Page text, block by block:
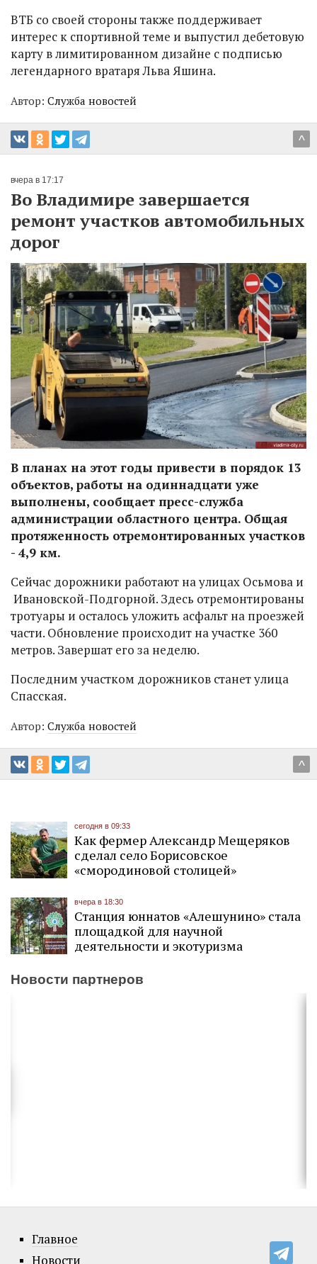
ВТБ со своей стороны также поддерживает
интерес к спортивной теме и выпустил дебетовую
карту в лимитированном дизайне с подписью
легендарного вратаря Льва Яшина.
Автор: Служба новостей
^
вчера в 17:17
Во Владимире завершается
ремонт участков автомобильных
дорог
В планах на этот годы привести в порядок 13
объектов, работы на одиннадцати уже
выполнены, сообщает пресс-служба
администрации областного центра. Общая
протяженность отремонтированных участков
- 4,9 км.
Сейчас дорожники работают на улицах Осьмова и
Ивановской-Подгорной. Здесь отремонтированы
тротуары и осталось уложить асфальт на проезжей
части. Обновление происходит на участке 360
метров. Завершат его за неделю.
Последним участком дорожников станет улица
Спасская.
Автор: Служба новостей
^
сегодня в 09:33
Как фермер Александр Мещеряков
сделал село Борисовское
«смородиновой столицей»
вчера в 18:30
Станция юннатов «Алешунино» стала
площадкой для научной
деятельности и экотуризма
Новости партнеров
Главное
Новости